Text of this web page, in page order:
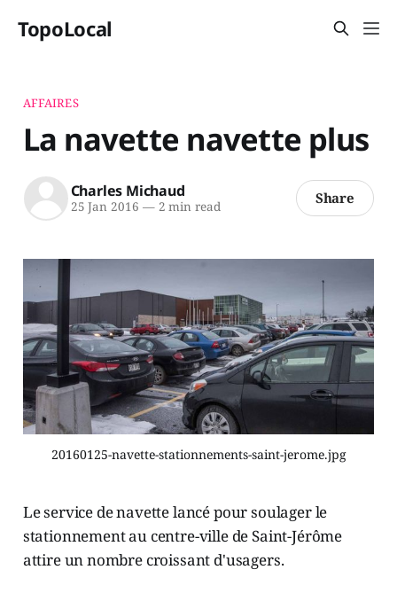
TopoLocal
AFFAIRES
La navette navette plus
Charles Michaud
25 Jan 2016 —2 min read Share
20160125-navette-stationnements-saint-jerome.jpg
Le service de navette lancé pour soulager le
stationnement au centre-ville de Saint-Jérôme
attire un nombre croissant d'usagers.